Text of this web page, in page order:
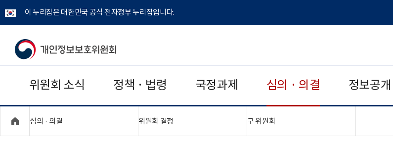
이 누리집은 대한민국 공식 전자정부 누리집입니다.
개
보
보
위원회 소식 정책 · 법령 국정과제 심의 · 의결 정보공개
심의 · 의결 위원회 결정 구 위원회